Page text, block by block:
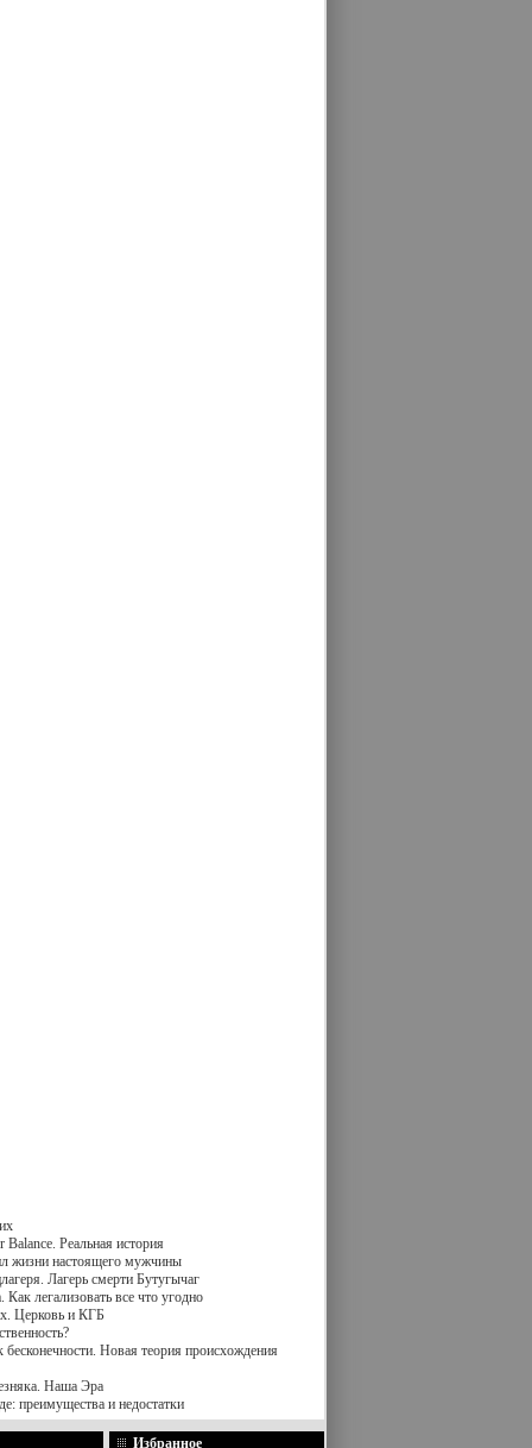
Balance. Реальная история
жизни настоящего мужчины
Лагерь смерти Бутугычаг
легализовать все что угодно
Церковь и КГБ
бесконечности. Новая теория происхождения
Наша Эра
преимущества и недостатки
Избранное